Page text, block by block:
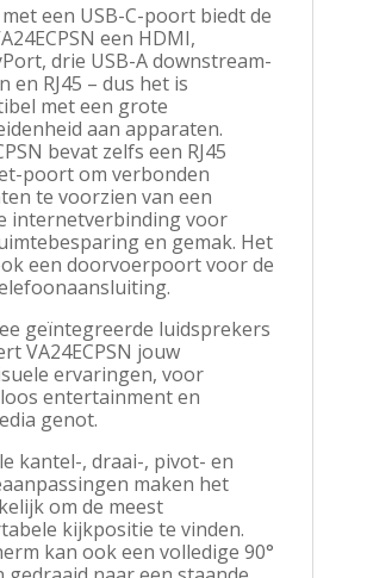
een USB-C-poort biedt de
een HDMI,
drie USB-A downstream-
en RJ45 – dus het is
met een grote
aan apparaten.
bevat zelfs een RJ45
poort om verbonden
te voorzien van een
internetverbinding voor
en gemak. Het
een doorvoerpoort voor de
geïntegreerde luidsprekers
VA24ECPSN jouw
ervaringen, voor
entertainment en
genot.
kantel-, draai-, pivot- en
maken het
om de meest
kijkpositie te vinden.
kan ook een volledige 90°